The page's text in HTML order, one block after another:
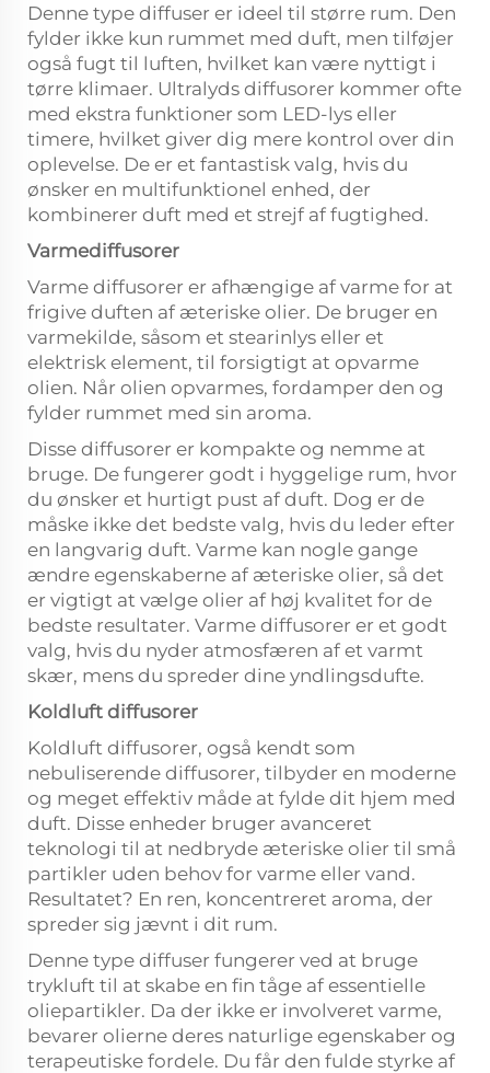
Denne type diffuser er ideel til større rum. Den
fylder ikke kun rummet med duft, men tilføjer
også fugt til luften, hvilket kan være nyttigt i
tørre klimaer. Ultralyds diffusorer kommer ofte
med ekstra funktioner som LED-lys eller
timere, hvilket giver dig mere kontrol over din
oplevelse. De er et fantastisk valg, hvis du
ønsker en multifunktionel enhed, der
kombinerer duft med et strejf af fugtighed.
Varmediffusorer
Varme diffusorer er afhængige af varme for at
frigive duften af æteriske olier. De bruger en
varmekilde, såsom et stearinlys eller et
elektrisk element, til forsigtigt at opvarme
olien. Når olien opvarmes, fordamper den og
fylder rummet med sin aroma.
Disse diffusorer er kompakte og nemme at
bruge. De fungerer godt i hyggelige rum, hvor
du ønsker et hurtigt pust af duft. Dog er de
måske ikke det bedste valg, hvis du leder efter
en langvarig duft. Varme kan nogle gange
ændre egenskaberne af æteriske olier, så det
er vigtigt at vælge olier af høj kvalitet for de
bedste resultater. Varme diffusorer er et godt
valg, hvis du nyder atmosfæren af et varmt
skær, mens du spreder dine yndlingsdufte.
Koldluft diffusorer
Koldluft diffusorer, også kendt som
nebuliserende diffusorer, tilbyder en moderne
og meget effektiv måde at fylde dit hjem med
duft. Disse enheder bruger avanceret
teknologi til at nedbryde æteriske olier til små
partikler uden behov for varme eller vand.
Resultatet? En ren, koncentreret aroma, der
spreder sig jævnt i dit rum.
Denne type diffuser fungerer ved at bruge
trykluft til at skabe en fin tåge af essentielle
oliepartikler. Da der ikke er involveret varme,
bevarer olierne deres naturlige egenskaber og
terapeutiske fordele. Du får den fulde styrke af